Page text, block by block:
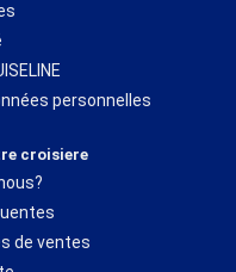
personnelles
croisiere
de ventes